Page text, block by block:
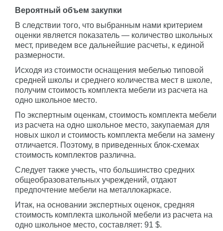
Вероятный объем закупки
В следствии того, что выбранным нами критерием
оценки является показатель — количество школьных
мест, приведем все дальнейшие расчеты, к единой
размерности.
Исходя из стоимости оснащения мебелью типовой
средней школы и среднего количества мест в школе,
получим стоимость комплекта мебели из расчета на
одно школьное место.
По экспертным оценкам, стоимость комплекта мебели
из расчета на одно школьное место, закупаемая для
новых школ и стоимость комплекта мебели на замену
отличается. Поэтому, в приведенных блок-схемах
стоимость комплектов различна.
Следует также учесть, что большинство средних
общеобразовательных учреждений, отдают
предпочтение мебели на металлокаркасе.
Итак, на основании экспертных оценок, средняя
стоимость комплекта школьной мебели из расчета на
одно школьное место, составляет: 91 $.